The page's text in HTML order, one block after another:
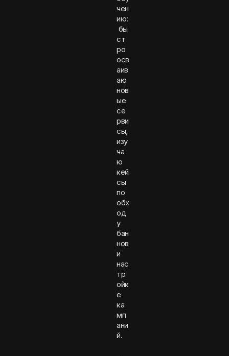
чен
ию:
бы
ст
ро
осв
аив
аю
нов
ые
се
рви
сы,
изу
ча
ю
кей
сы
по
обх
од
у
бан
нов
и
нас
тр
ойк
е
ка
мп
ани
й.